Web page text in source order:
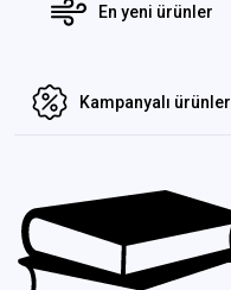
En yeni ürünler
Kampanyalı ürünler